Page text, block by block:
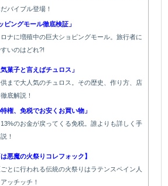
バイブル登場！
ピングモール徹底検証」
ナに増殖中の巨大ショピングモール。旅行者に
いのはどれ?!
気菓子と言えばチュロス」
まで大人気のチュロス。その歴史、作り方、店
底解説！
特権、免税でお安くお買い物」
のお金が戻ってくる免税。誰よりも詳しく手
！
は悪魔の火祭りコレフォック】
とに行われる伝統の火祭りはラテンスペイン人
ッチッチ！